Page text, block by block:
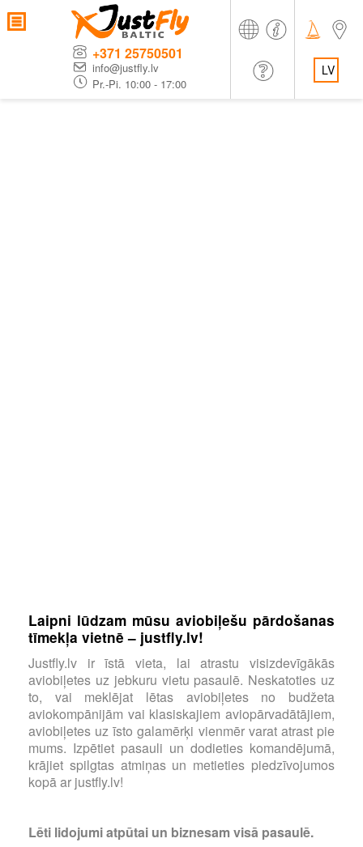
+371 25750501
info@justfly.lv
Pr.-Pi. 10:00 - 17:00
LV
Laipni lūdzam mūsu aviobiļešu pārdošanas
tīmekļa vietnē – justfly.lv!
Justfly.lv ir īstā vieta, lai atrastu visizdevīgākās
aviobiļetes uz jebkuru vietu pasaulē. Neskatoties uz
to, vai meklējat lētas aviobiļetes no budžeta
aviokompānijām vai klasiskajiem aviopārvadātājiem,
aviobiļetes uz īsto galamērķi vienmēr varat atrast pie
mums. Izpētiet pasauli un dodieties komandējumā,
krājiet spilgtas atmiņas un metieties piedzīvojumos
kopā ar justfly.lv!
Lēti lidojumi atpūtai un biznesam visā pasaulē.